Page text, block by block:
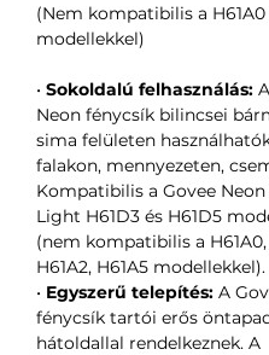
(Nem kompatibilis a H61A0
modellekkel)
• Sokoldalú felhasználás:
Neon fénycsík bilincsei
sima felületen
falakon, mennyezeten,
Kompatibilis a Govee Neon
Light H61D3 és H61D5
(nem kompatibilis a H61A0,
H61A2, H61A5 modellekkel).
• Egyszerű telepítés: A
fénycsík tartói erős
hátoldallal rendelkeznek. A